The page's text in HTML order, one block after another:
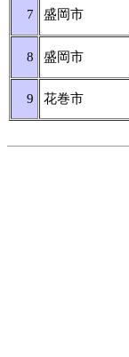
7 盛岡市
8 盛岡市
9 花巻市